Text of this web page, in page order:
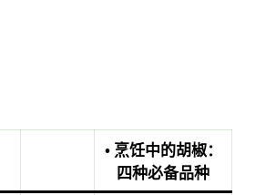
• 烹饪中的胡椒：
四种必备品种